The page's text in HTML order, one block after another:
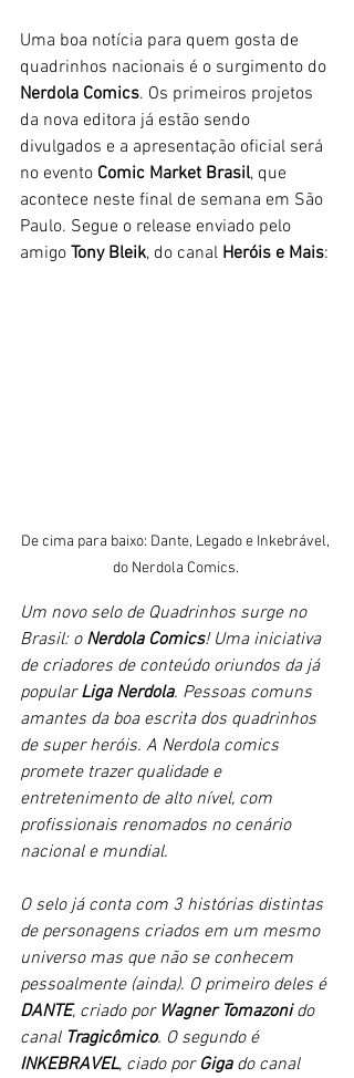
Uma boa notícia para quem gosta de
quadrinhos nacionais é o surgimento do
Nerdola Comics. Os primeiros projetos
da nova editora já estão sendo
divulgados e a apresentação oficial será
no evento Comic Market Brasil, que
acontece neste final de semana em São
Paulo. Segue o release enviado pelo
amigo Tony Bleik, do canal Heróis e Mais:
De cima para baixo: Dante, Legado e Inkebrável,
do Nerdola Comics.
Um novo selo de Quadrinhos surge no
Brasil: o Nerdola Comics! Uma iniciativa
de criadores de conteúdo oriundos da já
popular Liga Nerdola. Pessoas comuns
amantes da boa escrita dos quadrinhos
de super heróis. A Nerdola comics
promete trazer qualidade e
entretenimento de alto nível, com
profissionais renomados no cenário
nacional e mundial.
O selo já conta com 3 histórias distintas
de personagens criados em um mesmo
universo mas que não se conhecem
pessoalmente (ainda). O primeiro deles é
DANTE, criado por Wagner Tomazoni do
canal Tragicômico. O segundo é
INKEBRAVEL, ciado por Giga do canal